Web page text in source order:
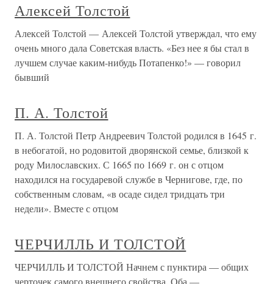
Алексей Толстой
Алексей Толстой — Алексей Толстой утверждал, что ему
очень много дала Советская власть. «Без нее я бы стал в
лучшем случае каким-нибудь Потапенко!» — говорил
бывший
П. А. Толстой
П. А. Толстой Петр Андреевич Толстой родился в 1645 г.
в небогатой, но родовитой дворянской семье, близкой к
роду Милославских. С 1665 по 1669 г. он с отцом
находился на государевой службе в Чернигове, где, по
собственным словам, «в осаде сидел тридцать три
недели». Вместе с отцом
ЧЕРЧИЛЛЬ И ТОЛСТОЙ
ЧЕРЧИЛЛЬ И ТОЛСТОЙ Начнем с пунктира — общих
черточек самого внешнего свойства. Оба —